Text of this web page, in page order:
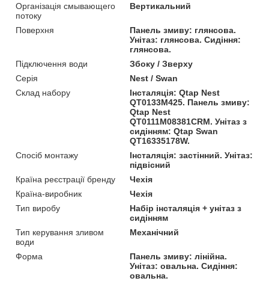
Організація смывающего
потоку
Вертикальний
Поверхня
Панель змиву: глянсова.
Унітаз: глянсова. Сидіння:
глянсова.
Підключення води
Збоку / Зверху
Серія
Nest / Swan
Склад набору
Інсталяція: Qtap Nest
QT0133M425. Панель змиву:
Qtap Nest
QT0111M08381CRM. Унітаз з
сидінням: Qtap Swan
QT16335178W.
Спосіб монтажу
Інсталяція: застінний. Унітаз:
підвісний
Країна реєстрації бренду
Чехія
Країна-виробник
Чехія
Тип виробу
Набір інсталяція + унітаз з
сидінням
Тип керування зливом
води
Механічний
Форма
Панель змиву: лінійна.
Унітаз: овальна. Сидіння:
овальна.